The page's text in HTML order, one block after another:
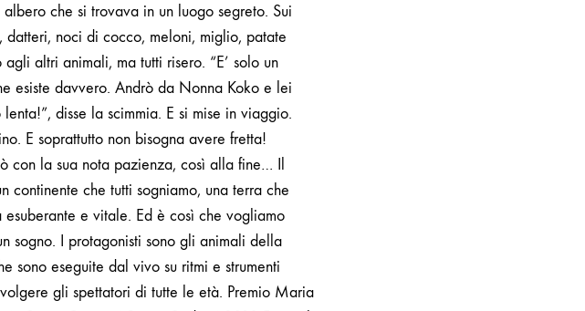
che si trovava in un luogo segreto. Sui
noci di cocco, meloni, miglio, patate
altri animali, ma tutti risero. “E’ solo un
esiste davvero. Andrò da Nonna Koko e lei
disse la scimmia. E si mise in viaggio.
E soprattutto non bisogna avere fretta!
con la sua nota pazienza, così alla fine…
continente che tutti sogniamo, una terra che
e vitale. Ed è così che vogliamo
sogno. I protagonisti sono gli animali della
sono eseguite dal vivo su ritmi e strumenti
gli spettatori di tutte le età. Premio Maria